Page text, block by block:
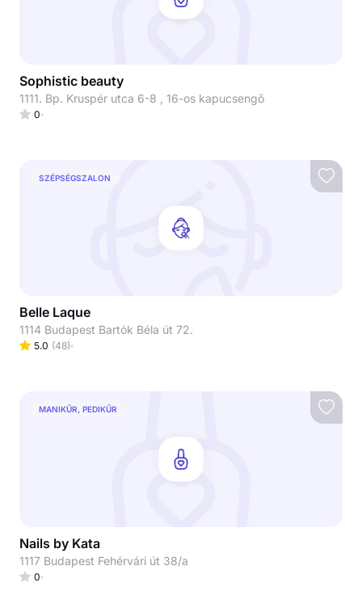
Sophistic beauty
1111. Bp. Kruspér utca 6-8 , 16-os kapucsengő
0
SZÉPSÉGSZALON
Belle Laque
1114 Budapest Bartók Béla út 72.
5.0 (48)
MANIKŰR, PEDIKŰR
Nails by Kata
1117 Budapest Fehérvári út 38/a
0